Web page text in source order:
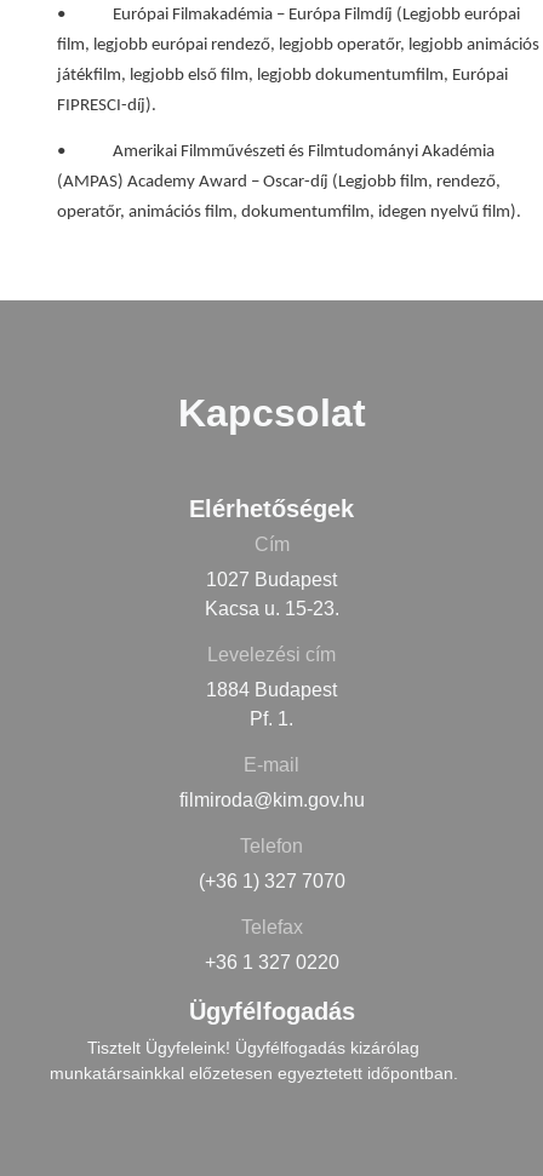
• Európai Filmakadémia – Európa Filmdíj (Legjobb európai
film, legjobb európai rendező, legjobb operatőr, legjobb animációs
játékfilm, legjobb első film, legjobb dokumentumfilm, Európai
FIPRESCI-díj).
• Amerikai Filmművészeti és Filmtudományi Akadémia
(AMPAS) Academy Award – Oscar-díj (Legjobb film, rendező,
operatőr, animációs film, dokumentumfilm, idegen nyelvű film).
Kapcsolat
Elérhetőségek
Cím
1027 Budapest
Kacsa u. 15-23.
Levelezési cím
1884 Budapest
Pf. 1.
E-mail
filmiroda@kim.gov.hu
Telefon
(+36 1) 327 7070
Telefax
+36 1 327 0220
Ügyfélfogadás
Tisztelt Ügyfeleink! Ügyfélfogadás kizárólag
munkatársainkkal előzetesen egyeztetett időpontban.